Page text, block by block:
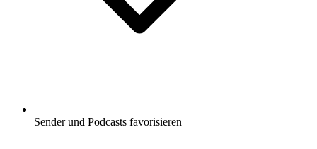
Sender und Podcasts favorisieren